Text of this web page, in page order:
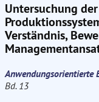
Untersuchung
Verständnis,
Anwendungsorientierte
Bd. 13